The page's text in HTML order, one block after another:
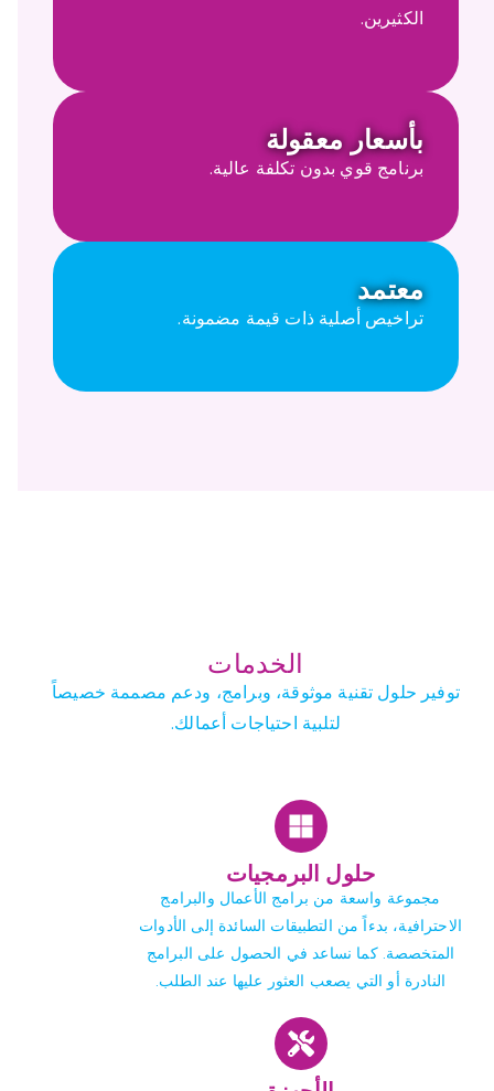
الكثيرين.
بأسعار معقولة
برنامج قوي بدون تكلفة عالية.
معتمد
تراخيص أصلية ذات قيمة مضمونة.
الخدمات
توفير حلول تقنية موثوقة، وبرامج، ودعم مصممة خصيصاً
لتلبية احتياجات أعمالك.
حلول البرمجيات
مجموعة واسعة من برامج الأعمال والبرامج
الاحترافية، بدءاً من التطبيقات السائدة إلى الأدوات
المتخصصة. كما نساعد في الحصول على البرامج
النادرة أو التي يصعب العثور عليها عند الطلب.